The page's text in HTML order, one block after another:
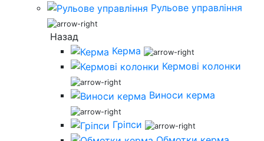
Рульове управління
Назад
Керма
Кермові колонки
Виноси керма
Гріпси